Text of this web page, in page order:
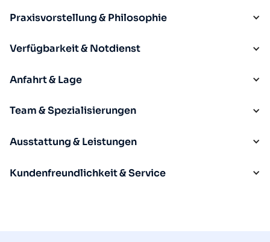
Praxisvorstellung & Philosophie
Verfügbarkeit & Notdienst
Anfahrt & Lage
Team & Spezialisierungen
Ausstattung & Leistungen
Kundenfreundlichkeit & Service